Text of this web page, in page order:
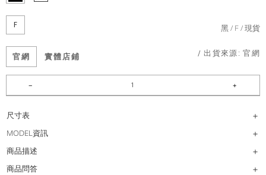
F 黑 F 現貨
官網 實體店鋪 / 出貨來源:官網
尺寸表
MODEL資訊
商品描述
商品問答